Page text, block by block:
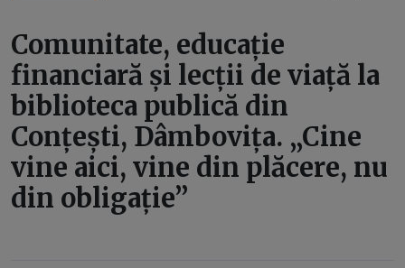
Comunitate, educație
financiară și lecții de viață la
biblioteca publică din
Conțești, Dâmbovița. „Cine
vine aici, vine din plăcere, nu
din obligație”